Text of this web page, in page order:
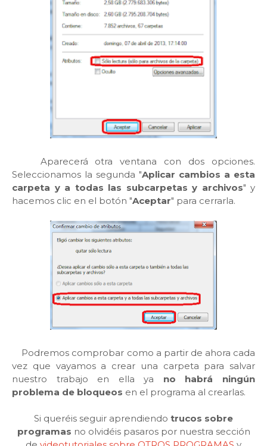
Aparecerá otra ventana con dos opciones.
Seleccionamos la segunda "Aplicar cambios a esta
carpeta y a todas las subcarpetas y archivos" y
hacemos clic en el botón "Aceptar" para cerrarla.
Podremos comprobar como a partir de ahora cada
vez que vayamos a crear una carpeta para salvar
nuestro trabajo en ella ya no habrá ningún
problema de bloqueos en el programa al crearlas.
Si queréis seguir aprendiendo trucos sobre
programas no olvidéis pasaros por nuestra sección